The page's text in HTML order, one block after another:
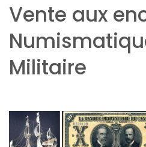
Vente aux
Militaire